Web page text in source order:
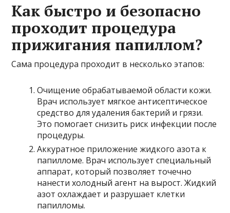
Как быстро и безопасно
проходит процедура
прижигания папиллом?
Сама процедура проходит в несколько этапов:
Очищение обрабатываемой области кожи.
Врач использует мягкое антисептическое
средство для удаления бактерий и грязи.
Это помогает снизить риск инфекции после
процедуры.
Аккуратное приложение жидкого азота к
папилломе. Врач использует специальный
аппарат, который позволяет точечно
нанести холодный агент на вырост. Жидкий
азот охлаждает и разрушает клетки
папилломы.